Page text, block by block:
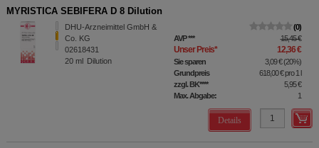
MYRISTICA SEBIFERA D 8 Dilution
DHU-Arzneimittel GmbH &
Co. KG
02618431
20 ml Dilution
0
AVP*** 15,45 €
Unser Preis* 12,36 €
Sie sparen 3,09 €(20%)
Grundpreis
618,00 €pro 1 l
zzgl. BK****
5,95 €
Max. Abgabe:
1
Details